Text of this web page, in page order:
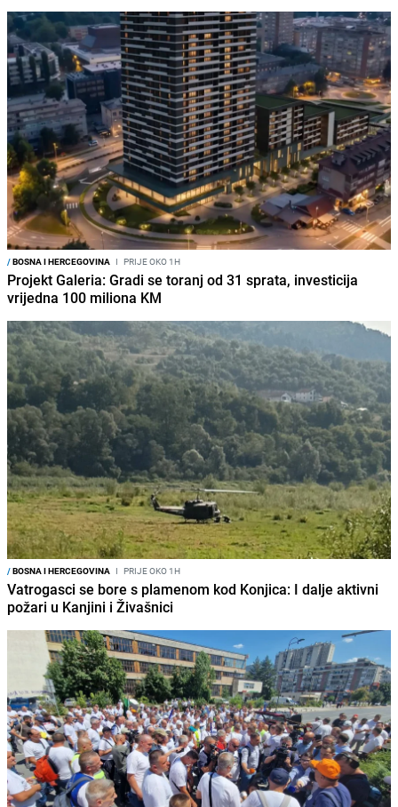
/BOSNA I HERCEGOVINA I PRIJE OKO 1H
Projekt Galeria: Gradi se toranj od 31 sprata, investicija
vrijedna 100 miliona KM
/BOSNA I HERCEGOVINA I PRIJE OKO 1H
Vatrogasci se bore s plamenom kod Konjica: I dalje aktivni
požari u Kanjini i Živašnici